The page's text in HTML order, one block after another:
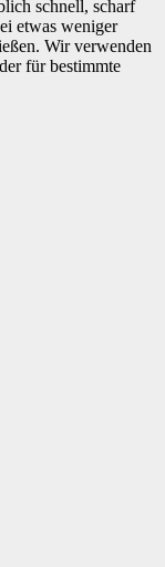
schnell, scharf
etwas weniger
Wir verwenden
für bestimmte